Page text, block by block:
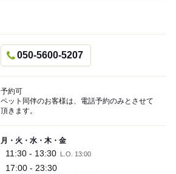
050-5600-5207
予約可
ペット同伴のお客様は、電話予約のみとさせて
頂きます。
月・火・水・木・金
11:30 - 13:30 L.O. 13:00
17:00 - 23:30